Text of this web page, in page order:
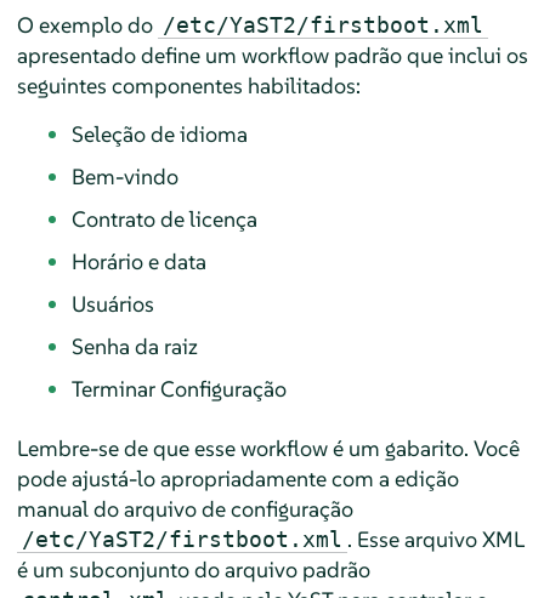
O exemplo do /etc/YaST2/firstboot.xml
apresentado define um workflow padrão que inclui os
seguintes componentes habilitados:
Seleção de idioma
Bem-vindo
Contrato de licença
Horário e data
Usuários
Senha da raiz
Terminar Configuração
Lembre-se de que esse workflow é um gabarito. Você
pode ajustá-lo apropriadamente com a edição
manual do arquivo de configuração
/etc/YaST2/firstboot.xml . Esse arquivo XML
é um subconjunto do arquivo padrão